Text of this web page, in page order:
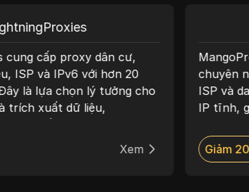
cung cấp proxy dân cư,
ISP và IPv6 với hơn 20
là lựa chọn lý tưởng cho
trích xuất dữ liệu,
và hỗ trợ 24/7.
Xem
chuyên
ISP và
IP tĩnh,
cầu
web
Giảm